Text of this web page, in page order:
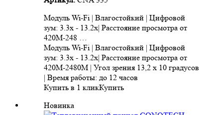
Модуль Wi-Fi | Влагостойкий | Цифровой
зум: 3.3x - 13.2x| Расстояние просмотра от
420M-248 …
Модуль Wi-Fi | Влагостойкий | Цифровой
зум: 3.3x - 13.2x| Расстояние просмотра от
420M-2480M | Угол зрения 13,2 x 10 градусов
| Время работы: до 12 часов
Купить в 1 кликКупить
Новинка